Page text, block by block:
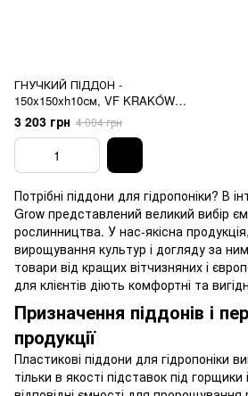
ГНУЧКИЙ ПІДДОН -
150x150xh10см, VF KRAKÓW,
гнучкий, для вирощування
рослин
3 203 грн 4 004 грн
Потрібні піддони для гідропоніки? В
Grow представлений великий вибір
рослинництва. У нас-якісна
вирощування культур і догляду за
товари від кращих вітчизняних і
для клієнтів діють комфортні та
Призначення піддонів і
продукції
Пластикові піддони для гідропоніки
тільки в якості підставок під